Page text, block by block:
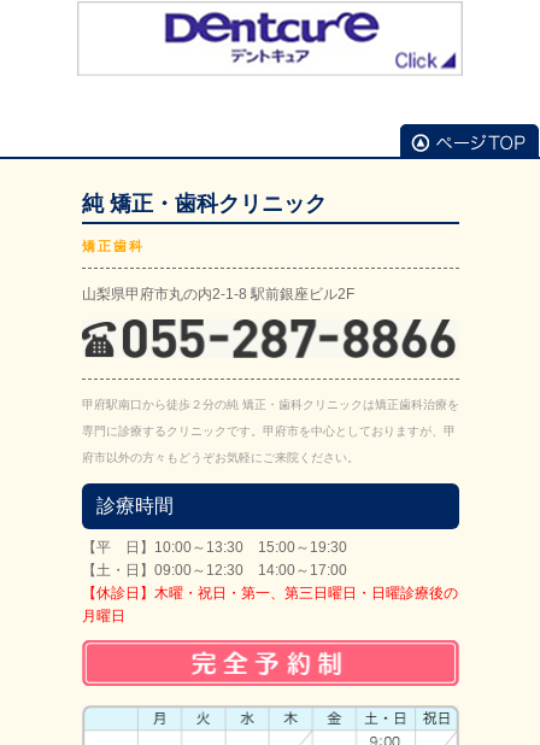
純 矯正・歯科クリニック
矯正歯科
山梨県甲府市丸の内2-1-8 駅前銀座ビル2F
甲府駅南口から徒歩２分の純 矯正・歯科クリニックは矯正歯科治療を
専門に診療するクリニックです。甲府市を中心としておりますが、甲
府市以外の方々もどうぞお気軽にご来院ください。
診療時間
【平 日】10:00～13:30 15:00～19:30
【土・日】09:00～12:30 14:00～17:00
【休診日】木曜・祝日・第一、第三日曜日・日曜診療後の
月曜日